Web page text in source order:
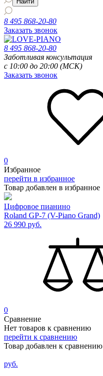
8 495 868-20-80
Заказать звонок
8 495 868-20-80
Заботливая консультация
с 10:00 до 20:00 (МСК)
Заказать звонок
0
Избранное
перейти в избранное
Товар добавлен в избранное
Цифровое пианино
Roland GP-7 (V-Piano Grand)
26 990 руб.
0
Сравнение
Нет товаров к сравнению
перейти к сравнению
Товар добавлен к сравнению
руб.